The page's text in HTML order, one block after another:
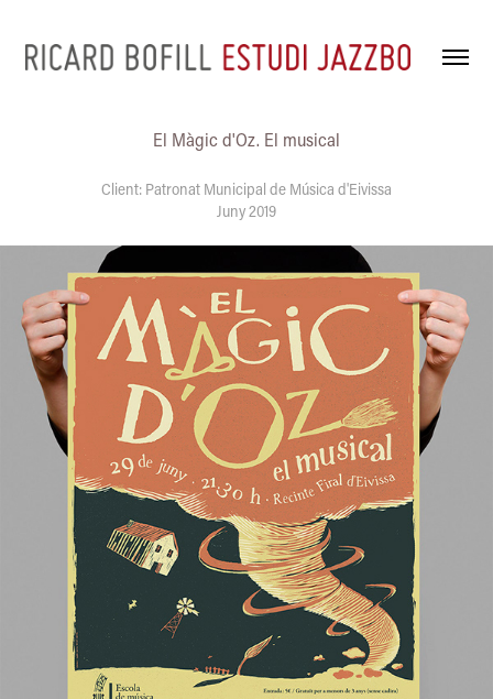
El Màgic d'Oz. El musical
Client: Patronat Municipal de Música d'Eivissa
Juny 2019